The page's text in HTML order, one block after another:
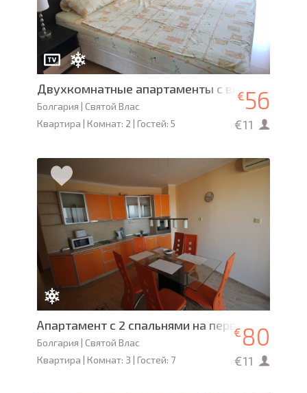
Двухкомнатные апартаменты с видом на
Болгария | Святой Влас
Квартира | Комнат: 2 | Гостей: 5
€56
€11
Апартамент с 2 спальнями на первой линии -
Болгария | Святой Влас
Квартира | Комнат: 3 | Гостей: 7
€ 80
€11